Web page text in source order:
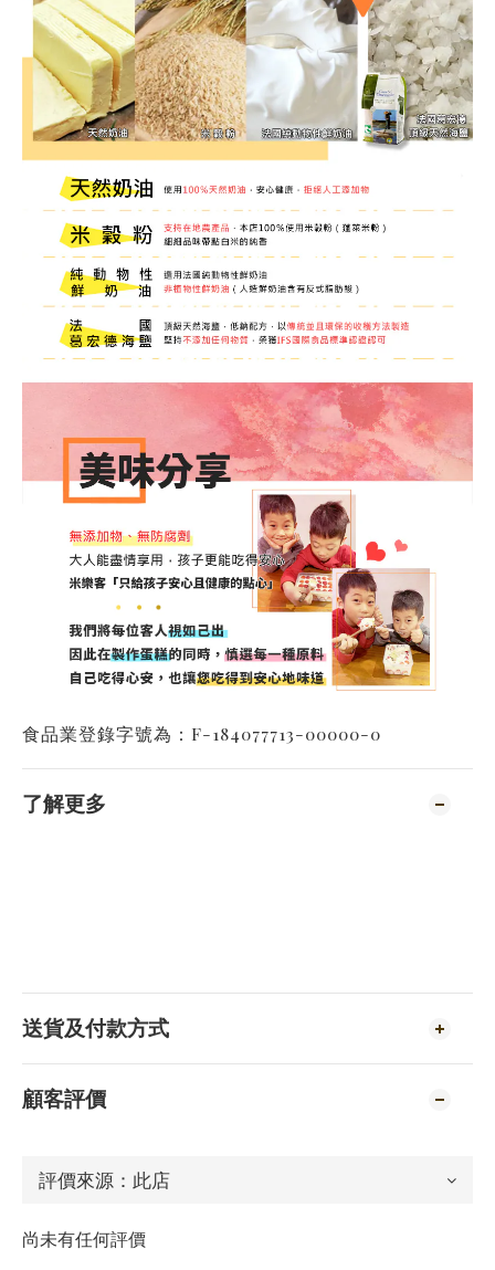
食品業登錄字號為：F-184077713-00000-0
了解更多
送貨及付款方式
顧客評價
尚未有任何評價